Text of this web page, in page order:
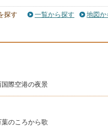
＜淡路島＞
探す 一覧から探す 地図か
際空港の夜景
のころから歌